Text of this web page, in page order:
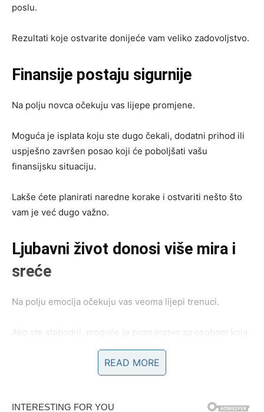
poslu.
Rezultati koje ostvarite donijeće vam veliko zadovoljstvo.
Finansije postaju sigurnije
Na polju novca očekuju vas lijepe promjene.
Moguća je isplata koju ste dugo čekali, dodatni prihod ili
uspješno završen posao koji će poboljšati vašu
finansijsku situaciju.
Lakše ćete planirati naredne korake i ostvariti nešto što
vam je već dugo važno.
Ljubavni život donosi više mira i
sreće
Na polju emocija očekuju vas veoma lijepi trenuci.
Ako ste slobodni, moguće je poznanstvo sa osobom koja
će vas osvojiti iskrenošću, pažnjom i toplinom. Sve će se
razvijati prirodnim tokom, a osjećaji će svakim danom biti
Ako ste zauzeti, partner će pokazati više razumijevanja za
READ MORE